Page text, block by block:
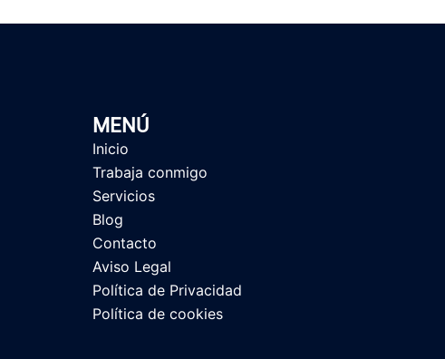
MENÚ
Inicio
Trabaja conmigo
Servicios
Blog
Contacto
Aviso Legal
Política de Privacidad
Política de cookies